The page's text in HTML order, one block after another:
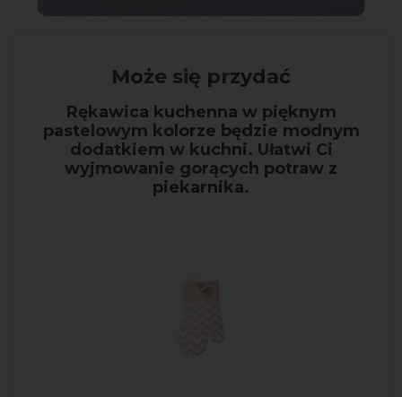
Może się przydać
Rękawica kuchenna w pięknym
pastelowym kolorze będzie modnym
dodatkiem w kuchni. Ułatwi Ci
wyjmowanie gorących potraw z
piekarnika.